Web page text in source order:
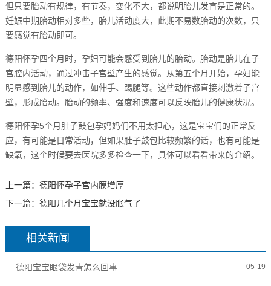
但只要胎动有规律，有节奏，变化不大，都说明胎儿发育是正常的。
妊娠中期胎动相对多些，胎儿活动度大，此期不易数胎动的次数，只
要感觉有胎动即可。
德阳怀孕四个月时，孕妇可能会感受到胎儿的胎动。胎动是胎儿在子
宫腔内活动，通过冲击子宫壁产生的感觉。从第五个月开始，孕妇能
明显感到胎儿的动作，如伸手、踢腿等。这些动作都直接刺激着子宫
壁，形成胎动。胎动的频率、强度和速度可以反映胎儿的健康状况。
德阳怀孕5个月肚子鼓包孕妈妈们不用太担心，这是宝宝们的正常反
应，有可能是日常活动，但如果肚子鼓包比较频繁的话，也有可能是
缺氧，这个时候要去医院多多检查一下，具体可以看看带来的介绍。
上一篇： 德阳怀孕子宫内膜增厚
下一篇： 德阳几个月宝宝就没胀气了
相关新闻
德阳宝宝眼袋发青怎么回事 05-19